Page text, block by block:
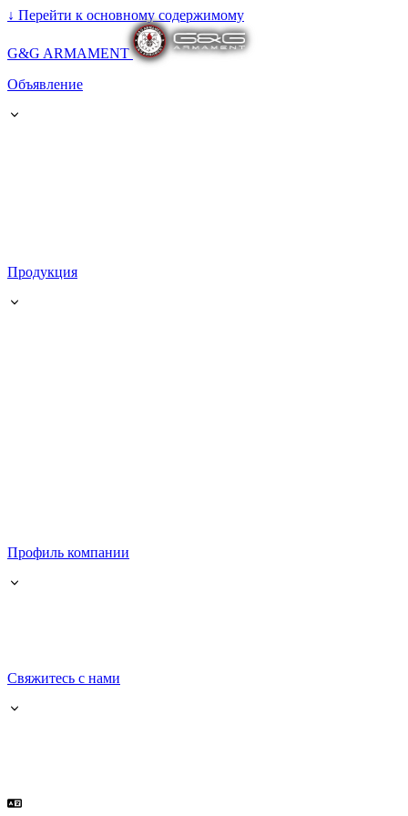
↓ Перейти к основному содержимому
G&G ARMAMENT
Объявление
Продукция
Профиль компании
Свяжитесь с нами